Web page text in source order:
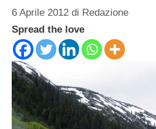
6 Aprile 2012 di Redazione
Spread the love